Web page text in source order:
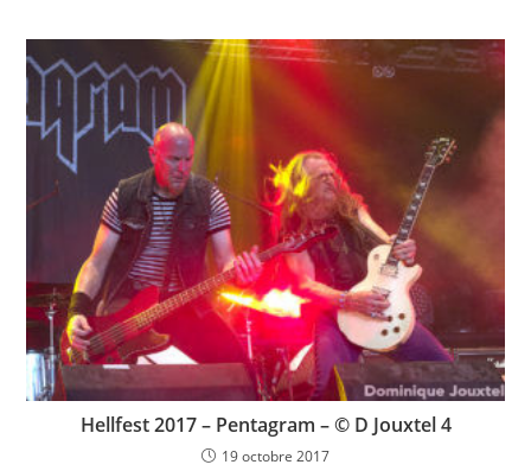
Hellfest 2017 – Pentagram – © D Jouxtel 4
19 octobre 2017